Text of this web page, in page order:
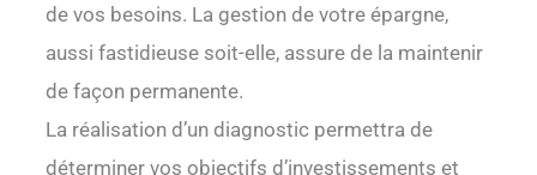
de vos besoins. La gestion de votre épargne,
aussi fastidieuse soit-elle, assure de la maintenir
de façon permanente.
La réalisation d’un diagnostic permettra de
déterminer vos objectifs d’investissements et